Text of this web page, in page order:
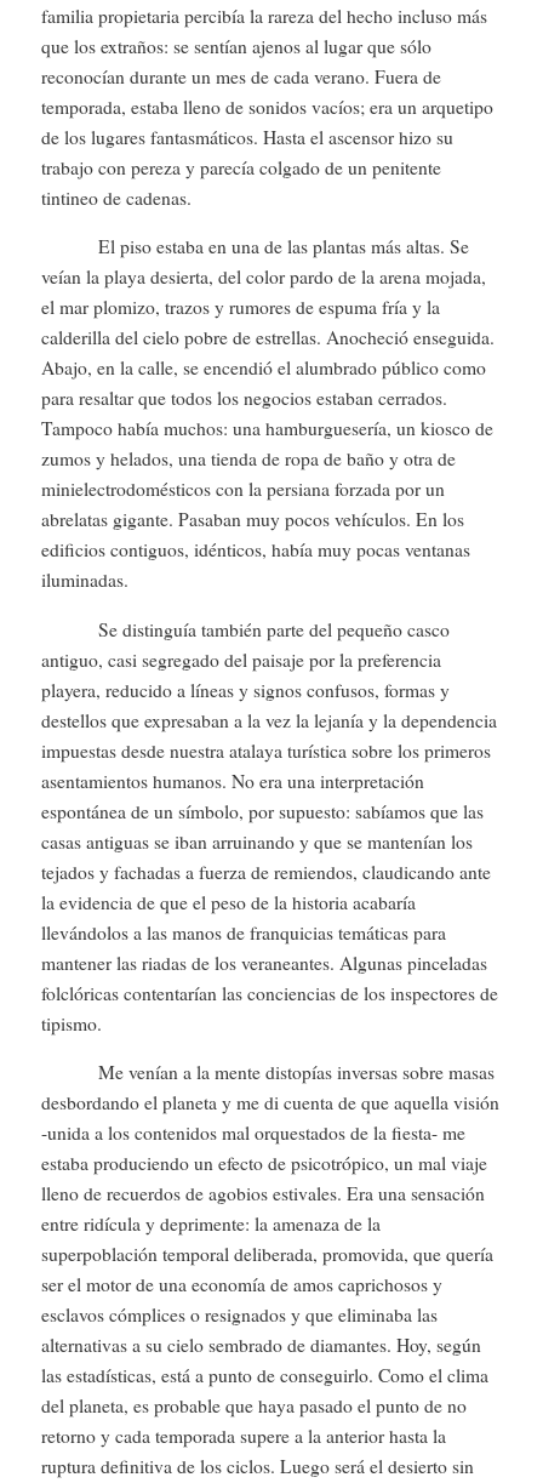
familia propietaria percibía la rareza del hecho incluso más
que los extraños: se sentían ajenos al lugar que sólo
reconocían durante un mes de cada verano. Fuera de
temporada, estaba lleno de sonidos vacíos; era un arquetipo
de los lugares fantasmáticos. Hasta el ascensor hizo su
trabajo con pereza y parecía colgado de un penitente
tintineo de cadenas.
El piso estaba en una de las plantas más altas. Se
veían la playa desierta, del color pardo de la arena mojada,
el mar plomizo, trazos y rumores de espuma fría y la
calderilla del cielo pobre de estrellas. Anocheció enseguida.
Abajo, en la calle, se encendió el alumbrado público como
para resaltar que todos los negocios estaban cerrados.
Tampoco había muchos: una hamburguesería, un kiosco de
zumos y helados, una tienda de ropa de baño y otra de
minielectrodomésticos con la persiana forzada por un
abrelatas gigante. Pasaban muy pocos vehículos. En los
edificios contiguos, idénticos, había muy pocas ventanas
iluminadas.
Se distinguía también parte del pequeño casco
antiguo, casi segregado del paisaje por la preferencia
playera, reducido a líneas y signos confusos, formas y
destellos que expresaban a la vez la lejanía y la dependencia
impuestas desde nuestra atalaya turística sobre los primeros
asentamientos humanos. No era una interpretación
espontánea de un símbolo, por supuesto: sabíamos que las
casas antiguas se iban arruinando y que se mantenían los
tejados y fachadas a fuerza de remiendos, claudicando ante
la evidencia de que el peso de la historia acabaría
llevándolos a las manos de franquicias temáticas para
mantener las riadas de los veraneantes. Algunas pinceladas
folclóricas contentarían las conciencias de los inspectores de
tipismo.
Me venían a la mente distopías inversas sobre masas
desbordando el planeta y me di cuenta de que aquella visión
-unida a los contenidos mal orquestados de la fiesta- me
estaba produciendo un efecto de psicotrópico, un mal viaje
lleno de recuerdos de agobios estivales. Era una sensación
entre ridícula y deprimente: la amenaza de la
superpoblación temporal deliberada, promovida, que quería
ser el motor de una economía de amos caprichosos y
esclavos cómplices o resignados y que eliminaba las
alternativas a su cielo sembrado de diamantes. Hoy, según
las estadísticas, está a punto de conseguirlo. Como el clima
del planeta, es probable que haya pasado el punto de no
retorno y cada temporada supere a la anterior hasta la
ruptura definitiva de los ciclos. Luego será el desierto sin